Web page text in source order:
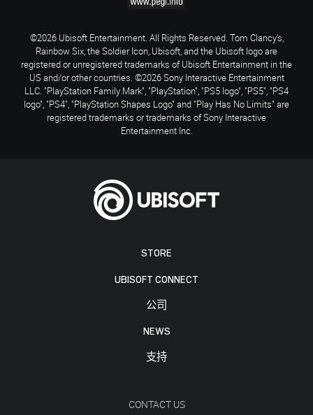
STORE
UBISOFT CONNECT
公司
NEWS
支持
CONTACT US
©2026 Ubisoft Entertainment. All Rights Reserved. Tom Clancy’s,
Rainbow Six, the Soldier Icon, Ubisoft, and the Ubisoft logo are
registered or unregistered trademarks of Ubisoft Entertainment in the
US and/or other countries. ©2026 Sony Interactive Entertainment
LLC. "PlayStation Family Mark", "PlayStation", "PS5 logo", "PS5", "PS4
logo", "PS4", "PlayStation Shapes Logo" and "Play Has No Limits" are
registered trademarks or trademarks of Sony Interactive
Entertainment Inc.